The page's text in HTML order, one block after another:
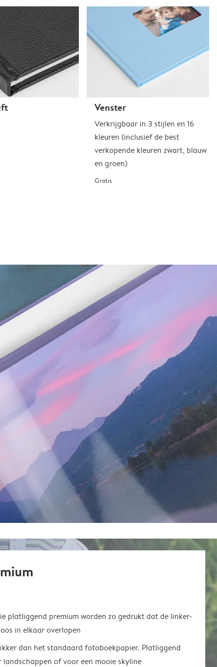
Venster
Verkrijgbaar in 3 stijlen en 16
kleuren (inclusief de best
verkopende kleuren zwart, blauw
en groen)
Gratis
platliggend premium worden zo gedrukt dat de linker-
in elkaar overlopen
dan het standaard fotoboekpapier. Platliggend
of voor een mooie skyline